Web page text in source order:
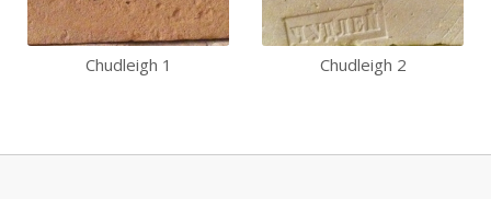
Chudleigh 1 Chudleigh 2